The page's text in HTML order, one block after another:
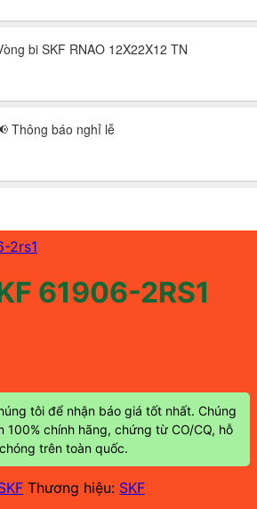
61906-2RS1
tôi để nhận báo giá tốt nhất. Chúng
100% chính hãng, chứng từ CO/CQ, hỗ
trên toàn quốc.
Thương hiệu: SKF